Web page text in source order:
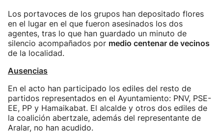
Los portavoces de los grupos han depositado flores
en el lugar en el que fueron asesinados los dos
agentes, tras lo que han guardado un minuto de
silencio acompañados por medio centenar de vecinos
de la localidad.
Ausencias
En el acto han participado los ediles del resto de
partidos representados en el Ayuntamiento: PNV, PSE-
EE, PP y Hamaikabat. El alcalde y otros dos ediles de
la coalición abertzale, además del representante de
Aralar, no han acudido.